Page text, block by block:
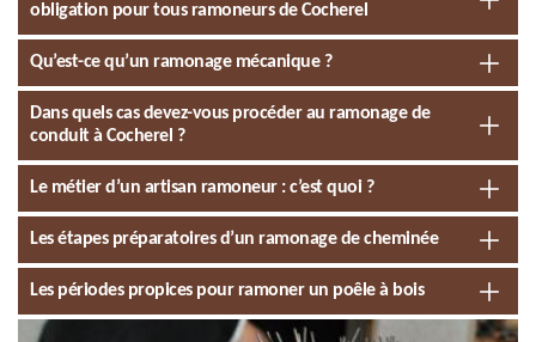
obligation pour tous ramoneurs de Cocherel
Qu’est-ce qu’un ramonage mécanique ?
Dans quels cas devez-vous procéder au ramonage de
conduit à Cocherel ?
Le métier d’un artisan ramoneur : c’est quoi ?
Les étapes préparatoires d’un ramonage de cheminée
Les périodes propices pour ramoner un poêle à bois